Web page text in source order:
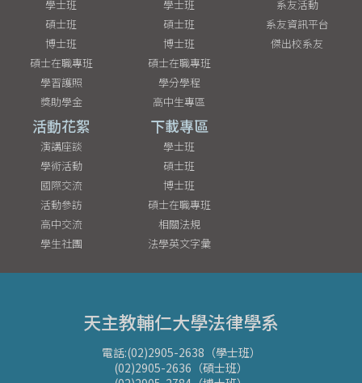
學士班
碩士班
博士班
碩士在職專班
學習護照
獎助學金
學士班
碩士班
博士班
碩士在職專班
學分學程
高中生專區
系友活動
系友資訊平台
傑出校系友
活動花絮
演講座談
學術活動
國際交流
活動參訪
高中交流
學生社團
下載專區
學士班
碩士班
博士班
碩士在職專班
相關法規
法學英文字彙
天主教輔仁大學法律學系
電話:(02)2905-2638（學士班）
(02)2905-2636（碩士班）